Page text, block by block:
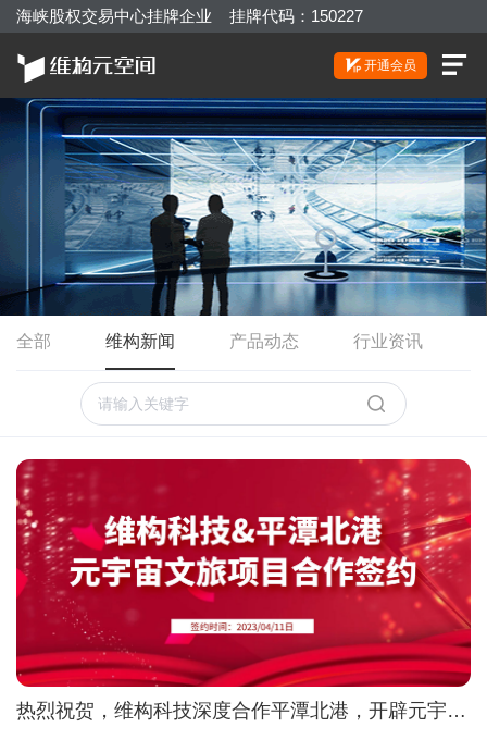
海峡股权交易中心挂牌企业 挂牌代码：150227
开通会员
全部 维构新闻 产品动态 行业资讯
热烈祝贺，维构科技深度合作平潭北港，开辟元宇宙